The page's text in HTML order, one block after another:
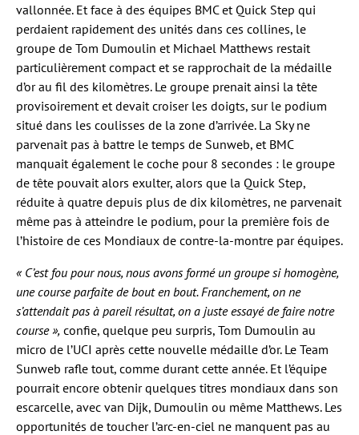
vallonnée. Et face à des équipes BMC et Quick Step qui
perdaient rapidement des unités dans ces collines, le
groupe de Tom Dumoulin et Michael Matthews restait
particulièrement compact et se rapprochait de la médaille
d’or au fil des kilomètres. Le groupe prenait ainsi la tête
provisoirement et devait croiser les doigts, sur le podium
situé dans les coulisses de la zone d’arrivée. La Sky ne
parvenait pas à battre le temps de Sunweb, et BMC
manquait également le coche pour 8 secondes : le groupe
de tête pouvait alors exulter, alors que la Quick Step,
réduite à quatre depuis plus de dix kilomètres, ne parvenait
même pas à atteindre le podium, pour la première fois de
l’histoire de ces Mondiaux de contre-la-montre par équipes.
« C’est fou pour nous, nous avons formé un groupe si homogène,
une course parfaite de bout en bout. Franchement, on ne
s’attendait pas à pareil résultat, on a juste essayé de faire notre
course », confie, quelque peu surpris, Tom Dumoulin au
micro de l’UCI après cette nouvelle médaille d’or. Le Team
Sunweb rafle tout, comme durant cette année. Et l’équipe
pourrait encore obtenir quelques titres mondiaux dans son
escarcelle, avec van Dijk, Dumoulin ou même Matthews. Les
opportunités de toucher l’arc-en-ciel ne manquent pas au